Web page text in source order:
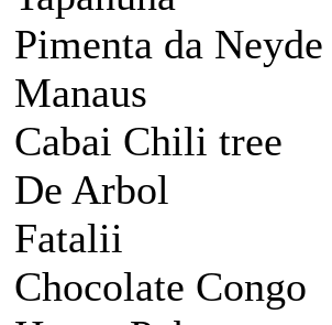
Pimenta da Neyde
Manaus
Cabai Chili tree
De Arbol
Fatalii
Chocolate Congo